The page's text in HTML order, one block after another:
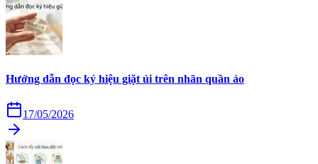
Hướng dẫn đọc ký hiệu giặt ủi trên nhãn quần áo
17/05/2026